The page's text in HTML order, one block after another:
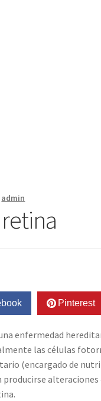
admin
Pinterest
enfermedad
las células
(encargado de